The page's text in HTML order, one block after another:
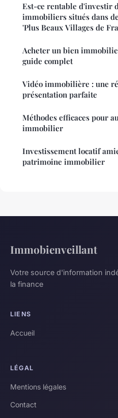
Est-ce rentable d'investir
immobiliers situés dans
'Plus Beaux Villages de
Acheter un bien
guide complet
Vidéo immobilière : une
présentation parfaite
Méthodes efficaces pour
immobilier
Investissement locatif
patrimoine immobilier
Immobienveillant
Votre source d'information
la finance
LIENS
Accueil
LÉGAL
Mentions légales
Contact